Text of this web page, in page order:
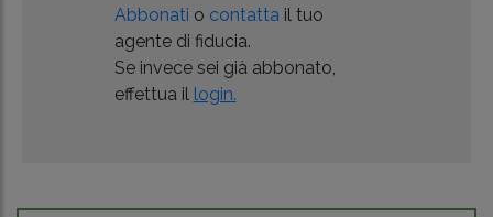
Abbonati o contatta il tuo
agente di fiducia.
Se invece sei già abbonato,
effettua il login.